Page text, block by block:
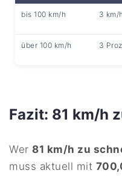
bis 100 km/h 3 km/h
über 100 km/h 3
Fazit: 81 km/h
Wer 81 km/h zu
muss aktuell mit